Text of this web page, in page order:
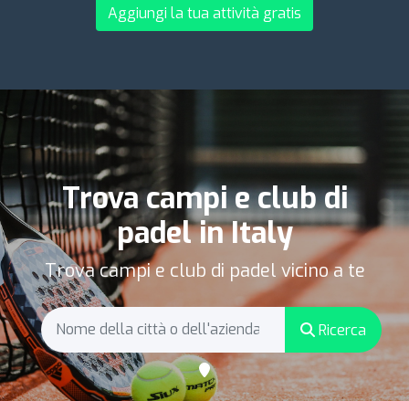
Aggiungi la tua attività gratis
Trova campi e club di
padel in Italy
Trova campi e club di padel vicino a te
Ricerca